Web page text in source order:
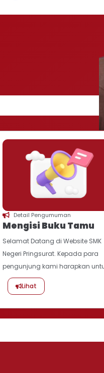
Detail Pengumuman
Mengisi Buku Tamu
Selamat Datang di Website SMK
Negeri Pringsurat. Kepada para
pengunjung kami harapkan
Lihat